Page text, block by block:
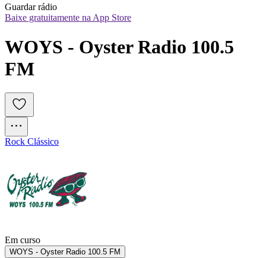
Guardar rádio
Baixe gratuitamente na App Store
WOYS - Oyster Radio 100.5
FM
Rock Clássico
Em curso
WOYS - Oyster Radio 100.5 FM